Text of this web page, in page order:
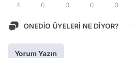
4 0 0 0 0
ONEDİO ÜYELERİ NE DİYOR?
Yorum Yazın